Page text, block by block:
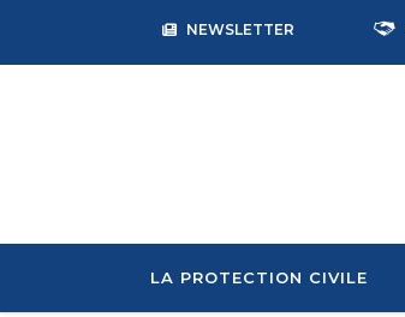
NEWSLETTER
LA PROTECTION CIVILE